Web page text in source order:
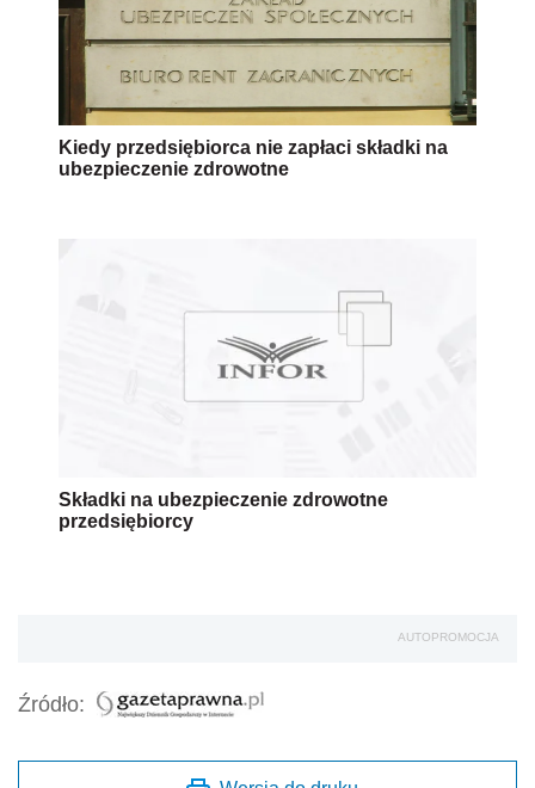
Kiedy przedsiębiorca nie zapłaci składki na
ubezpieczenie zdrowotne
Składki na ubezpieczenie zdrowotne
przedsiębiorcy
AUTOPROMOCJA
Źródło: